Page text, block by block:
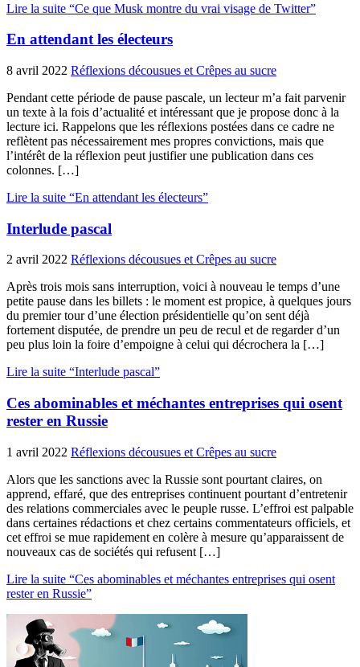
Lire la suite “Ce que Musk montre du vrai visage de Twitter”
En attendant les électeurs
8 avril 2022 Réflexions décousues et Crêpes au sucre
Pendant cette période de pause pascale, un lecteur m’a fait parvenir
un texte à la fois d’actualité et intéressant que je propose donc à la
lecture ici. Rappelons que les réflexions postées dans ce cadre ne
reflètent pas nécessairement mes propres convictions, mais que
l’intérêt de la réflexion peut justifier une publication dans ces
colonnes. […]
Lire la suite “En attendant les électeurs”
Interlude pascal
2 avril 2022 Réflexions décousues et Crêpes au sucre
Après trois mois sans interruption, voici à nouveau le temps d’une
petite pause dans les billets : le moment est propice, à quelques jours
du premier tour d’une élection présidentielle qu’on sent déjà
fortement disputée, de prendre un peu de recul et de regarder d’un
peu plus loin la foire d’empoigne à celui qui décrochera la […]
Lire la suite “Interlude pascal”
Ces abominables et méchantes entreprises qui osent
rester en Russie
1 avril 2022 Réflexions décousues et Crêpes au sucre
Alors que les sanctions avec la Russie sont pourtant claires, on
apprend, effaré, que des entreprises continuent pourtant d’entretenir
des relations commerciales avec le peuple russe. L’effroi est palpable
dans certaines rédactions et chez certains commentateurs officiels, et
cet effroi se mue rapidement en colère à mesure qu’apparaissent de
nouveaux cas de sociétés qui refusent […]
Lire la suite “Ces abominables et méchantes entreprises qui osent
rester en Russie”